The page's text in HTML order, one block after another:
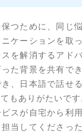
つために、同じ
ケーションを取
を解消するアド
た背景を共有で
、日本語で話せ
もありがたいです
スが自宅から利
当してくださっ